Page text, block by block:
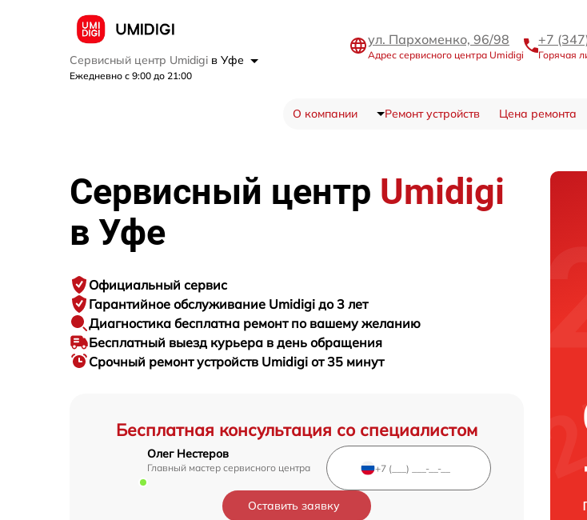
Сервисный центр Umidigi в Уфе
Ежедневно с 9:00 до 21:00
ул. Пархоменко, 96/98
Адрес сервисного центра Umidigi
+7
Горячая
О компании Ремонт устройств Цена ремонта
Сервисный центр Umidigi
в Уфе
Бесплатная консультация со специалистом
Олег Нестеров
Главный мастер сервисного центра
Оставить заявку
Официальный сервис
Гарантийное обслуживание Umidigi до 3 лет
Диагностика бесплатна ремонт по вашему желанию
Бесплатный выезд курьера в день обращения
Срочный ремонтустройств Umidigi от 35 минут